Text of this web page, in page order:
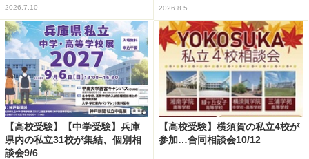
2026.7.10 2026.8.5
【高校受験】【中学受験】兵庫
県内の私立31校が集結、個別相
談会9/6
【高校受験】横須賀の私立4校が
参加…合同相談会10/12